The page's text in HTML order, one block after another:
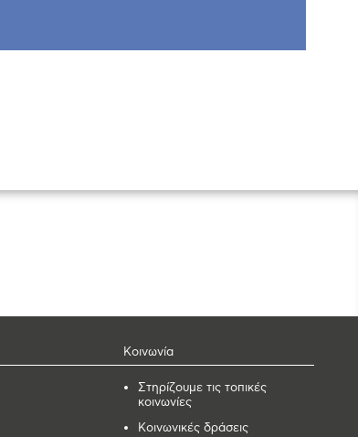
Κοινωνία
Στηρίζουμε τις τοπικές
κοινωνίες
Κοινωνικές δράσεις